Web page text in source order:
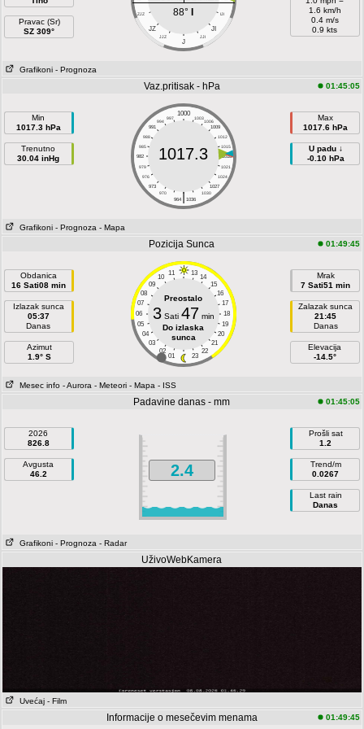
Pravac (Sr)
SZ 309°
ZJZ IJI
JZ JI
JJZ JJI
J
88°
1.6 km/h
0.4 m/s
0.9 kts
Grafikoni - Prognoza
Vaz.pritisak - hPa 01:45:05
Min
1017.3 hPa
Trenutno
30.04 inHg
1000
997 1003
994
1006
991
1009
988
1012
985
1015
982
1018
979
1021
976
1024
973
1027
970
1030
|
964 1036
1017.3
Max
1017.6 hPa
U padu ↓
-0.10 hPa
Grafikoni - Prognoza - Mapa
Pozicija Sunca 01:49:45
Obdanica
16 Sati08 min
Izlazak sunca
05:37
Danas
Azimut
1.9° S
11 13
10
14
09
15
08
16
07
17
06
18
05
19
04
20
03
21
02
22
01 23
Preostalo
3Sati 47 min
Do izlaska
sunca
Mrak
7 Sati51 min
Zalazak sunca
21:45
Danas
Elevacija
-14.5°
Mesec info - Aurora - Meteori - Mapa - ISS
Padavine danas - mm 01:45:05
2026
826.8
Avgusta
46.2
2.4
Prošli sat
1.2
Trend/m
0.0267
Last rain
Danas
Grafikoni - Prognoza - Radar
UživoWebKamera
Uvećaj - Film
Informacije o mesečevim menama 01:49:45